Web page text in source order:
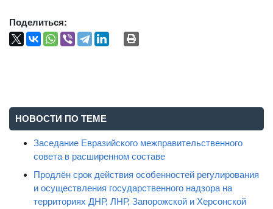
Поделиться:
НОВОСТИ ПО ТЕМЕ
Заседание Евразийского межправительственного
совета в расширенном составе
Продлён срок действия особенностей регулирования
и осуществления государственного надзора на
территориях ДНР, ЛНР, Запорожской и Херсонской